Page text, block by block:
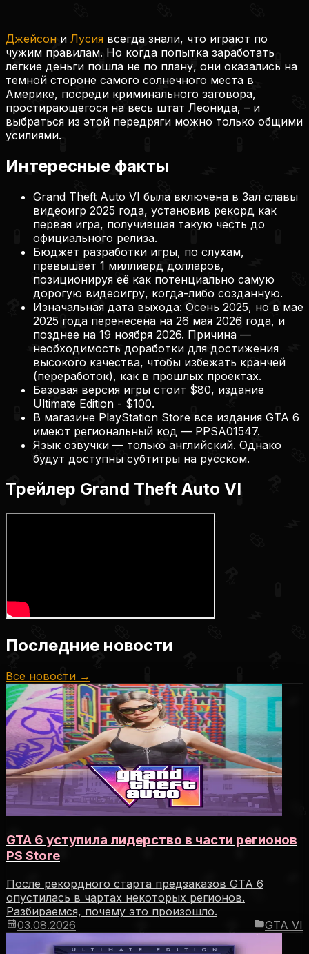
Джейсон и Лусия всегда знали, что играют по
чужим правилам. Но когда попытка заработать
легкие деньги пошла не по плану, они оказались на
темной стороне самого солнечного места в
Америке, посреди криминального заговора,
простирающегося на весь штат Леонида, – и
выбраться из этой передряги можно только общими
усилиями.
Интересные факты
Grand Theft Auto VI была включена в Зал славы
видеоигр 2025 года, установив рекорд как
первая игра, получившая такую честь до
официального релиза.
Бюджет разработки игры, по слухам,
превышает 1 миллиард долларов,
позиционируя её как потенциально самую
дорогую видеоигру, когда-либо созданную.
Изначальная дата выхода: Осень 2025, но в мае
2025 года перенесена на 26 мая 2026 года, и
позднее на 19 ноября 2026. Причина —
необходимость доработки для достижения
высокого качества, чтобы избежать кранчей
(переработок), как в прошлых проектах.
Базовая версия игры стоит $80, издание
Ultimate Edition - $100.
В магазине PlayStation Store все издания GTA 6
имеют региональный код — PPSA01547.
Язык озвучки — только английский. Однако
будут доступны субтитры на русском.
Трейлер Grand Theft Auto VI
Последние новости
Все новости →
GTA 6 уступила лидерство в части регионов
PS Store
После рекордного старта предзаказов GTA 6
опустилась в чартах некоторых регионов.
Разбираемся, почему это произошло.
03.08.2026
GTA VI